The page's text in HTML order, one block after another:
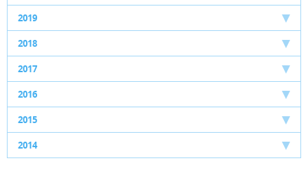
2019
2018
2017
2016
2015
2014